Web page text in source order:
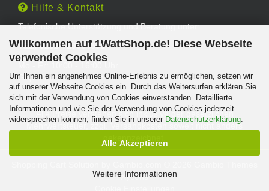
Willkommen auf 1WattShop.de! Diese Webseite
verwendet Cookies
Um Ihnen ein angenehmes Online-Erlebnis zu ermöglichen, setzen wir
auf unserer Webseite Cookies ein. Durch das Weitersurfen erklären Sie
sich mit der Verwendung von Cookies einverstanden. Detaillierte
Informationen und wie Sie der Verwendung von Cookies jederzeit
widersprechen können, finden Sie in unserer Datenschutzerklärung.
Alle Akzeptieren
Weitere Informationen
Hilfe & Kontakt
Telefonische Unterstützung und Beratung unter:
TEL: 0202 - 29994539
Geprüfter Online Shop mit Geld-zurück-Garantie.
Alle Preise verstehen sich inklusive der gesetzlichen
Mehrwertsteuer, zzgl.
soweit nicht anders
Xycons